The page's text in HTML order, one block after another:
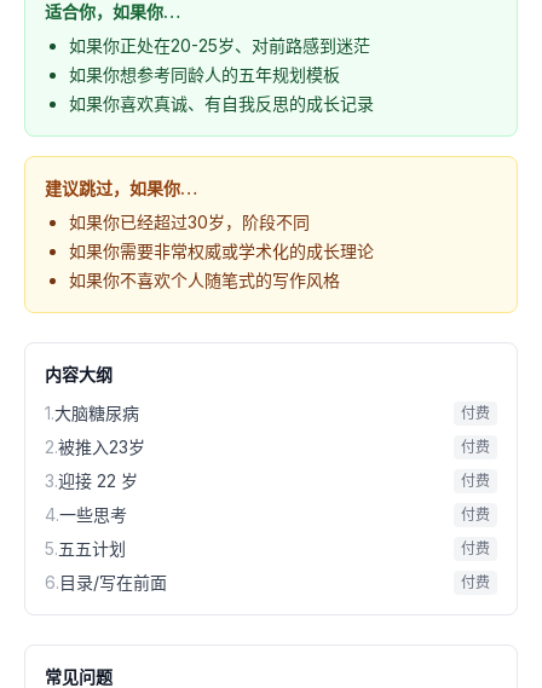
适合你，如果你…
如果你正处在20-25岁、对前路感到迷茫
如果你想参考同龄人的五年规划模板
如果你喜欢真诚、有自我反思的成长记录
建议跳过，如果你…
如果你已经超过30岁，阶段不同
如果你需要非常权威或学术化的成长理论
如果你不喜欢个人随笔式的写作风格
内容大纲
1.大脑糖尿病 付费
2.被推入23岁 付费
3.迎接 22 岁 付费
4.一些思考 付费
5.五五计划 付费
6.目录/写在前面 付费
常见问题